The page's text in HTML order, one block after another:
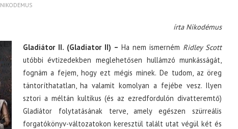
NIKODEMUS
írta Nikodémus
Gladiátor II. (Gladiator II) – Ha nem ismerném Ridley Scott
utóbbi évtizedekben meglehetősen hullámzó munkásságát,
fognám a fejem, hogy ezt mégis minek. De tudom, az öreg
tántoríthatatlan, ha valamit komolyan a fejébe vesz. Ilyen
sztori a méltán kultikus (és az ezredfordulón divatteremtő)
Gladiátor folytatásának terve, amely egészen szürreális
forgatókönyv-változatokon keresztül talált utat végül két és